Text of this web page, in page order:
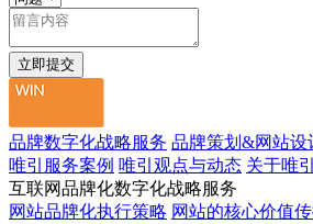
品牌数字化战略服务 品牌策划&网站设
唯引服务案例 唯引观点与动态 关于唯
互联网品牌化数字化战略服务
网站品牌化执行策略 网站的核心价值